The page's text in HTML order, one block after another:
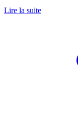
Lire la suite